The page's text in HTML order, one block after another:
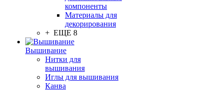
компоненты
Материалы для
декорирования
+ ЕЩЕ 8
Вышивание
Нитки для
вышивания
Иглы для вышивания
Канва